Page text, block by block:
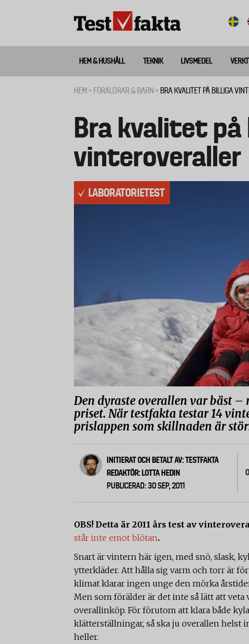
Huvudmeny
ny
HEM & HUSHÅLL TEKNIK LIVSMEDEL
HEM FÖRÄLDRAR & BARN BRA KVALITET PÅ BILLIGA
Bra kvalitet på
vinteroveraller
LABORATORIETEST
Den dyraste overallen var bäst
priset. När testfakta testar 14
prislappen som skillnaden är
INITIERAT OCH BETALT AV: TESTFAKTA
REDAKTÖR: LOTTA HEDIN
PUBLICERAD: 30 SEP, 2011
0
OBS! Detta är 2011 års test av
står inte emot blötan.
Snart är vintern här igen, med snö, slask,
ytterkläder. Att hålla sig varm och torr är
klimat klarar ingen unge den mörka
Men som förälder är det inte så lätt att veta
overallinköp. För förutom att klara både
klätterställningar, så ska ju overallen helst
heller.